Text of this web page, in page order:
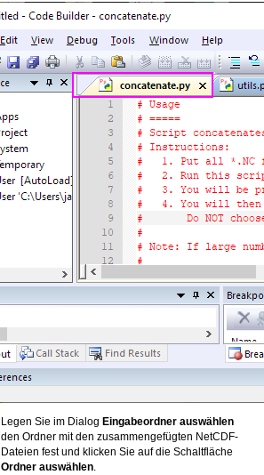
Legen Sie im Dialog Eingabeordner auswählen
den Ordner mit den zusammengefügten NetCDF-
Dateien fest und klicken Sie auf die Schaltfläche
Ordner auswählen.